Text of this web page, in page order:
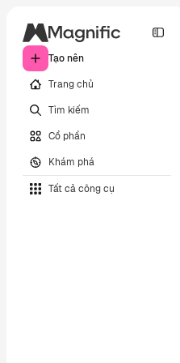
Tạo nên
Trang chủ
Tìm kiếm
Cổ phần
Khám phá
Tất cả công cụ